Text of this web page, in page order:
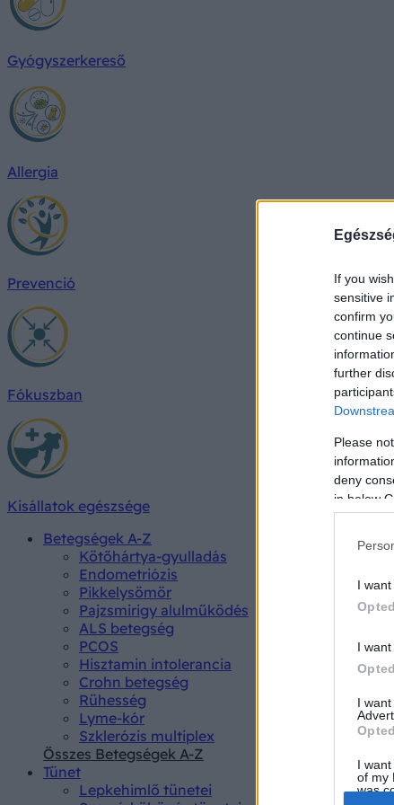
If you
sensitive
confirm
continue
further
Please
deny
in below
I
I
I
I
of my
was
Gyógyszerkereső
Allergia
Prevenció
Fókuszban
Kisállatok egészsége
Betegségek A-Z
Kötőhártya-gyulladás
Endometriózis
Pikkelysömör
Pajzsmirigy alulműködés
ALS betegség
PCOS
Hisztamin intolerancia
Crohn betegség
Rühesség
Lyme-kór
Szklerózis multiplex
Összes Betegségek A-Z
Tünet
Lepkehimlő tünetei